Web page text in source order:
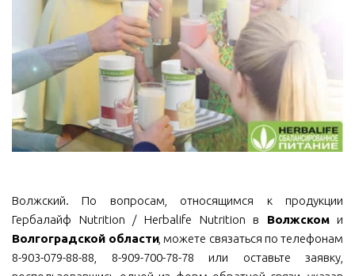
Волжский. По вопросам, относящимся к продукции
Гербалайф Nutrition / Herbalife Nutrition в Волжскоми
Волгоградской области, можете связаться по телефонам
8-903-079-88-88, 8-909-700-78-78 или оставьте заявку,